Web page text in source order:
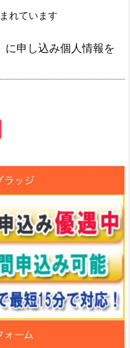
れています
に申し込み個人情報を